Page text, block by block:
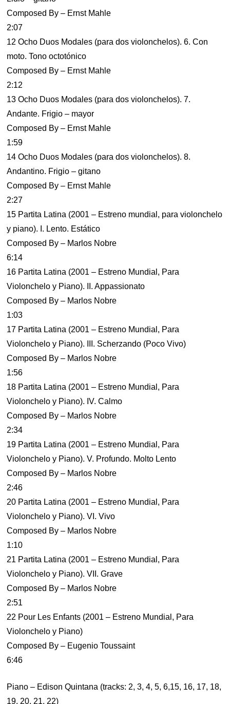
Composed By – Ernst Mahle
2:07
12 Ocho Duos Modales (para dos violonchelos). 6. Con
moto. Tono octotónico
Composed By – Ernst Mahle
2:12
13 Ocho Duos Modales (para dos violonchelos). 7.
Andante. Frigio – mayor
Composed By – Ernst Mahle
1:59
14 Ocho Duos Modales (para dos violonchelos). 8.
Andantino. Frigio – gitano
Composed By – Ernst Mahle
2:27
15 Partita Latina (2001 – Estreno mundial, para violonchelo
y piano). I. Lento. Estático
Composed By – Marlos Nobre
6:14
16 Partita Latina (2001 – Estreno Mundial, Para
Violonchelo y Piano). II. Appassionato
Composed By – Marlos Nobre
1:03
17 Partita Latina (2001 – Estreno Mundial, Para
Violonchelo y Piano). III. Scherzando (Poco Vivo)
Composed By – Marlos Nobre
1:56
18 Partita Latina (2001 – Estreno Mundial, Para
Violonchelo y Piano). IV. Calmo
Composed By – Marlos Nobre
2:34
19 Partita Latina (2001 – Estreno Mundial, Para
Violonchelo y Piano). V. Profundo. Molto Lento
Composed By – Marlos Nobre
2:46
20 Partita Latina (2001 – Estreno Mundial, Para
Violonchelo y Piano). VI. Vivo
Composed By – Marlos Nobre
1:10
21 Partita Latina (2001 – Estreno Mundial, Para
Violonchelo y Piano). VII. Grave
Composed By – Marlos Nobre
2:51
22 Pour Les Enfants (2001 – Estreno Mundial, Para
Violonchelo y Piano)
Composed By – Eugenio Toussaint
6:46
Piano – Edison Quintana (tracks: 2, 3, 4, 5, 6,15, 16, 17, 18,
19, 20, 21, 22)